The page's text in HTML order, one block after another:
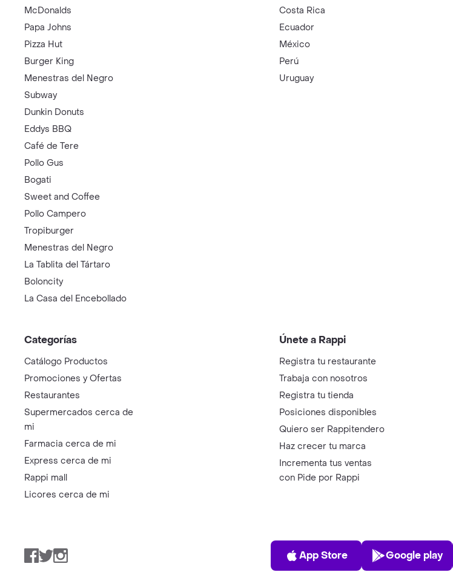
McDonalds
Papa Johns
Pizza Hut
Burger King
Menestras del Negro
Subway
Dunkin Donuts
Eddys BBQ
Café de Tere
Pollo Gus
Bogati
Sweet and Coffee
Pollo Campero
Tropiburger
Menestras del Negro
La Tablita del Tártaro
Boloncity
La Casa del Encebollado
Costa Rica
Ecuador
México
Perú
Uruguay
Categorías
Catálogo Productos
Promociones y Ofertas
Restaurantes
Supermercados cerca de
mi
Farmacia cerca de mi
Express cerca de mi
Rappi mall
Licores cerca de mi
Únete a Rappi
Registra tu restaurante
Trabaja con nosotros
Registra tu tienda
Posiciones disponibles
Quiero ser Rappitendero
Haz crecer tu marca
Incrementa tus ventas
con Pide por Rappi
Facebook
TwitterInstagram
App Store
App Store
Play Store
Google play